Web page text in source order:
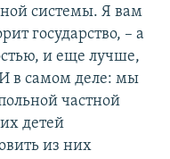
системы. Я вам
государство, – а
и еще лучше,
в самом деле: мы
частной
детей
из них